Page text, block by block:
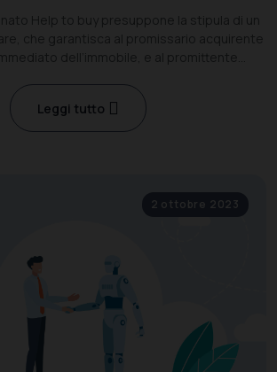
Help to buy presuppone la stipula di un
che garantisca al promissario acquirente
dell’immobile, e al promittente
Leggi tutto
2 ottobre 2023